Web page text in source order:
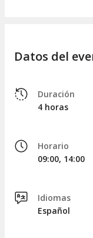
Finalmente,
calles y caminos,
ensueño.
CÓMO FUNCIONA?
Datos del
Duración
4 horas
Horario
09:00, 14:00
Idiomas
Español